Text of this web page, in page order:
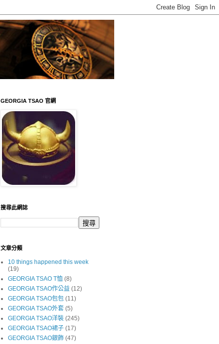
GEORGIA TSAO 官網
搜尋此網誌
文章分類
10 things happened this week
(19)
GEORGIA TSAO T恤 (8)
GEORGIA TSAO作公益 (12)
GEORGIA TSAO包包 (11)
GEORGIA TSAO外套 (5)
GEORGIA TSAO洋裝 (245)
GEORGIA TSAO裙子 (17)
GEORGIA TSAO銀飾 (47)